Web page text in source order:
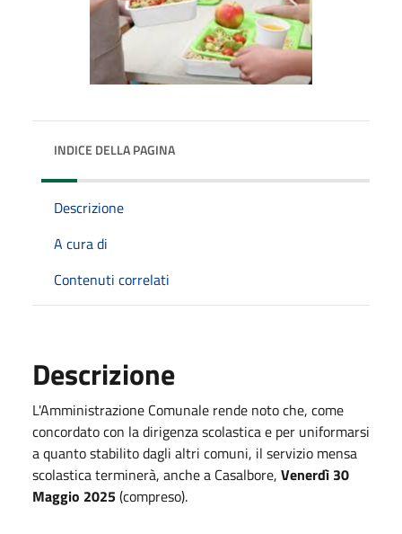
INDICE DELLA PAGINA
Descrizione
A cura di
Contenuti correlati
Descrizione
L'Amministrazione Comunale rende noto che, come
concordato con la dirigenza scolastica e per uniformarsi
a quanto stabilito dagli altri comuni, il servizio mensa
scolastica terminerà, anche a Casalbore, Venerdì 30
Maggio 2025(compreso).